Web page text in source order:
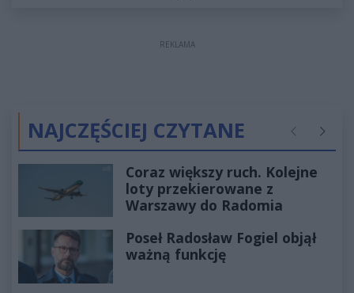
REKLAMA
NAJCZĘŚCIEJ CZYTANE Poprzednie
Coraz większy ruch. Kolejne
loty przekierowane z
Warszawy do Radomia
Poseł Radosław Fogiel objął
ważną funkcję